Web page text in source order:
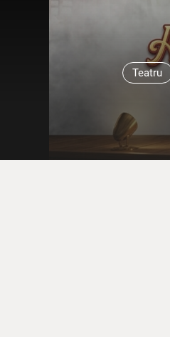
Teatru